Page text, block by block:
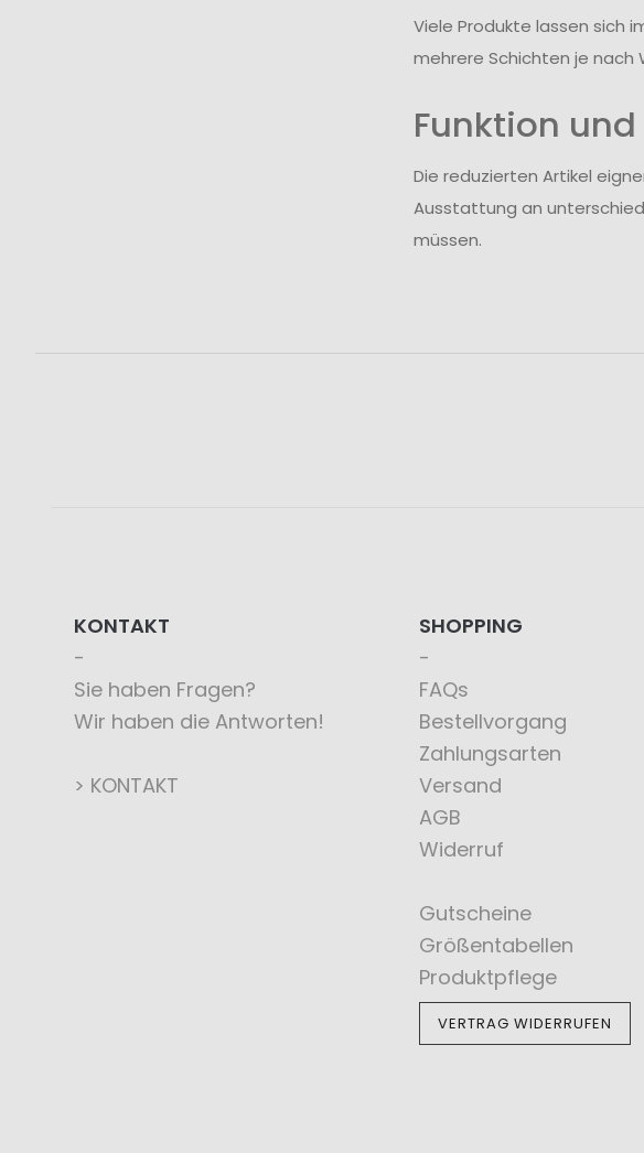
Viele Produkte lassen sich
mehrere Schichten je
Funktion
Die reduzierten Artikel
Ausstattung an
müssen.
KONTAKT
Sie haben Fragen?
Wir haben die Antworten!
> KONTAKT
SHOPPING
FAQs
Bestellvorgang
Zahlungsarten
Versand
AGB
Widerruf
Gutscheine
Größentabellen
Produktpflege
VERTRAG WIDERRUFEN